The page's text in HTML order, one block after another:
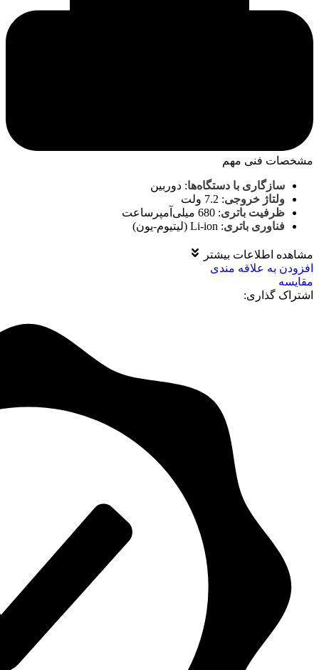
مشخصات فنی مهم
سازگاری با دستگاه‌ها: دوربین
ولتاژ خروجی: 7.2 ولت
ظرفیت باتری: 680 میلی‌آمپرساعت
فناوری باتری: Li-ion (لیتیوم-یون)
مشاهده اطلاعات بیشتر
افزودن به علاقه مندی
مقايسه
اشتراک گذاری: